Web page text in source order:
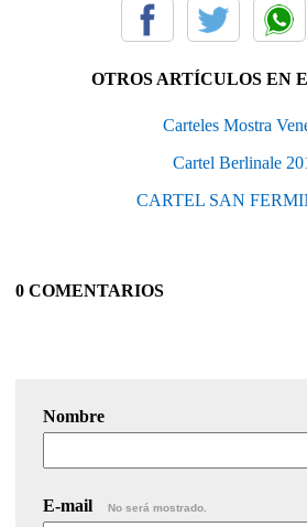
OTROS ARTÍCULOS EN
Carteles Mostra
Cartel Berlinale
CARTEL SAN
0 COMENTARIOS
Nombre
E-mail No será mostrado.